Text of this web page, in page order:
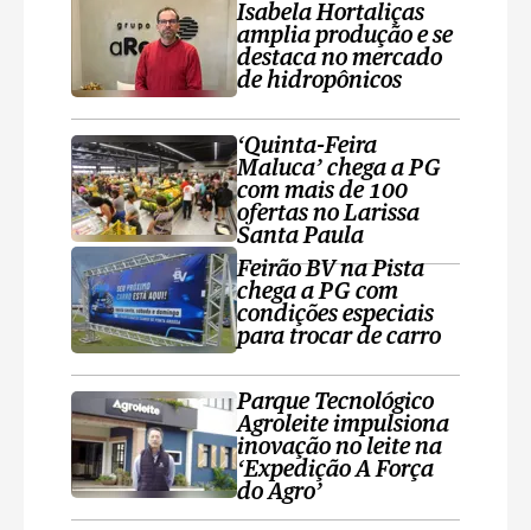
Isabela Hortaliças
amplia produção e se
destaca no mercado
de hidropônicos
‘Quinta-Feira
Maluca’ chega a PG
com mais de 100
ofertas no Larissa
Santa Paula
Feirão BV na Pista
chega a PG com
condições especiais
para trocar de carro
Parque Tecnológico
Agroleite impulsiona
inovação no leite na
‘Expedição A Força
do Agro’